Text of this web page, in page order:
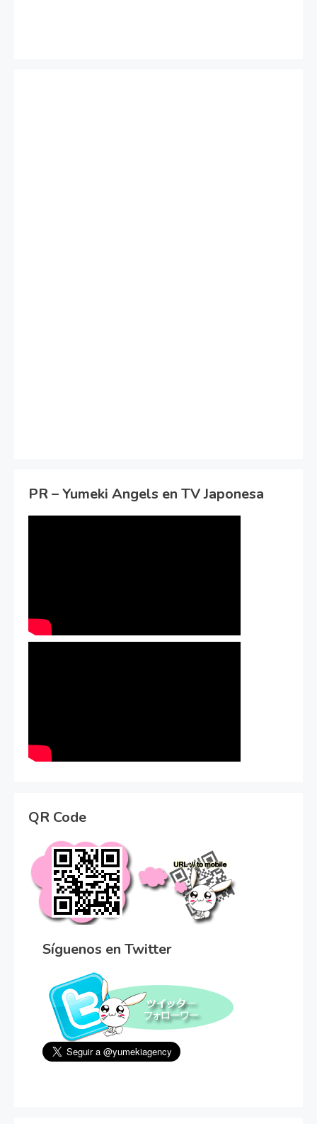
PR – Yumeki Angels en TV Japonesa
QR Code
Síguenos en Twitter